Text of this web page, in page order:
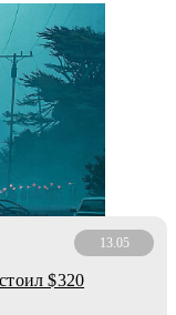
13.05
$320